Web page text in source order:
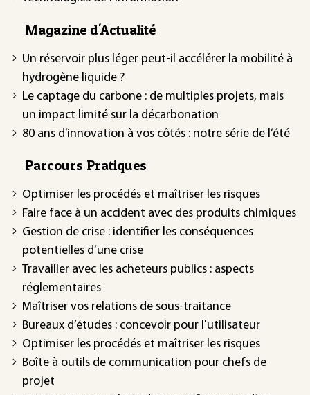
Magazine d'Actualité
Un réservoir plus léger peut-il accélérer la mobilité à
hydrogène liquide ?
Le captage du carbone : de multiples projets, mais
un impact limité sur la décarbonation
80 ans d’innovation à vos côtés : notre série de l’été
Parcours Pratiques
Optimiser les procédés et maîtriser les risques
Faire face à un accident avec des produits chimiques
Gestion de crise : identifier les conséquences
potentielles d’une crise
Travailler avec les acheteurs publics : aspects
réglementaires
Maîtriser vos relations de sous-traitance
Bureaux d’études : concevoir pour l'utilisateur
Optimiser les procédés et maîtriser les risques
Boîte à outils de communication pour chefs de
projet